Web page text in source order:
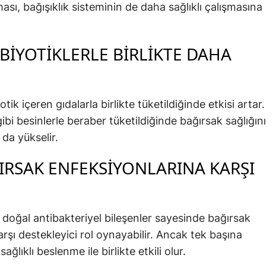
bağışıklık sisteminin de daha sağlıklı çalışmasına
BIRLIKTE DAHA
içeren gıdalarla birlikte tüketildiğinde etkisi artar.
besinlerle beraber tüketildiğinde bağırsak sağlığını
yükselir.
ENFEKSIYONLARINA KARŞI
doğal antibakteriyel bileşenler sayesinde bağırsak
destekleyici rol oynayabilir. Ancak tek başına
beslenme ile birlikte etkili olur.